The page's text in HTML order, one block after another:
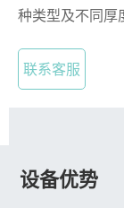
种类型及不同厚
联系客服
设备优势